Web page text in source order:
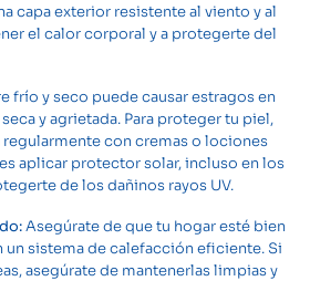
capa exterior resistente al viento y al
el calor corporal y a protegerte del
frío y seco puede causar estragos en
y agrietada. Para proteger tu piel,
regularmente con cremas o lociones
aplicar protector solar, incluso en los
de los dañinos rayos UV.
Asegúrate de que tu hogar esté bien
sistema de calefacción eficiente. Si
asegúrate de mantenerlas limpias y